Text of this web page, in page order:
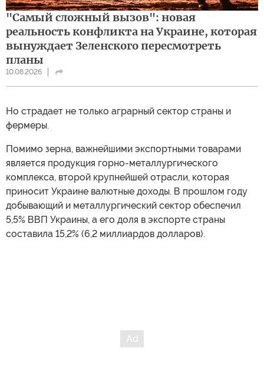
"Самый сложный вызов": новая
реальность конфликта на Украине, которая
вынуждает Зеленского пересмотреть
планы
10.08.2026
Но страдает не только аграрный сектор страны и
фермеры.
Помимо зерна, важнейшими экспортными товарами
является продукция горно-металлургического
комплекса, второй крупнейшей отрасли, которая
приносит Украине валютные доходы. В прошлом году
добывающий и металлургический сектор обеспечил
5,5% ВВП Украины, а его доля в экспорте страны
составила 15,2% (6,2 миллиардов долларов).